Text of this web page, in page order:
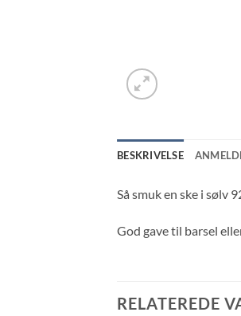
BESKRIVELSE
Så smuk en ske i sølv
God gave til barsel
RELATEREDE